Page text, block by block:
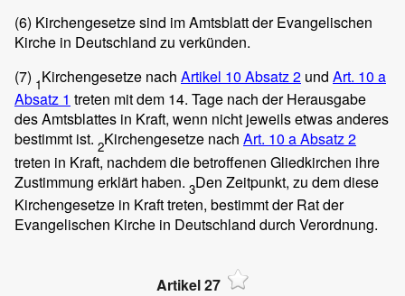
(6) Kirchengesetze sind im Amtsblatt der Evangelischen
Kirche in Deutschland zu verkünden.
(7) 1Kirchengesetze nach Artikel 10 Absatz 2 und Art. 10 a
Absatz 1 treten mit dem 14. Tage nach der Herausgabe
des Amtsblattes in Kraft, wenn nicht jeweils etwas anderes
bestimmt ist. 2Kirchengesetze nach Art. 10 a Absatz 2
treten in Kraft, nachdem die betroffenen Gliedkirchen ihre
Zustimmung erklärt haben. 3Den Zeitpunkt, zu dem diese
Kirchengesetze in Kraft treten, bestimmt der Rat der
Evangelischen Kirche in Deutschland durch Verordnung.
Artikel 27